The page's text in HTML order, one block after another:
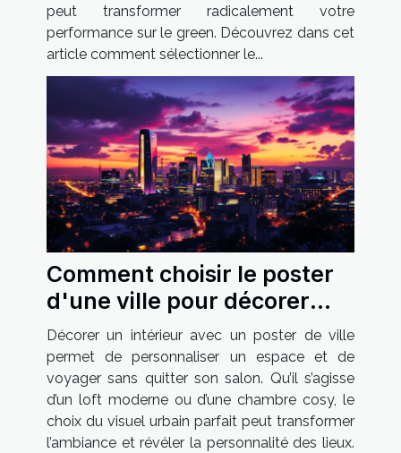
peut transformer radicalement votre
performance sur le green. Découvrez dans cet
article comment sélectionner le...
Comment choisir le poster
d'une ville pour décorer
votre intérieur ?
Décorer un intérieur avec un poster de ville
permet de personnaliser un espace et de
voyager sans quitter son salon. Qu’il s’agisse
d’un loft moderne ou d’une chambre cosy, le
choix du visuel urbain parfait peut transformer
l’ambiance et révéler la personnalité des lieux.